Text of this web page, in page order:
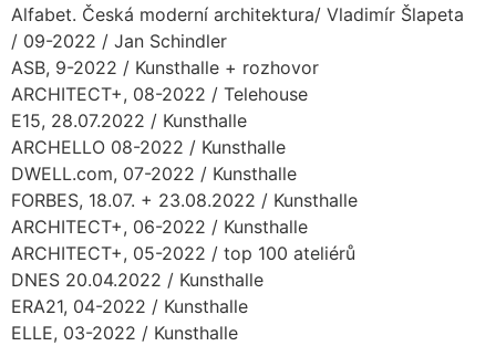
Alfabet. Česká moderní architektura/ Vladimír Šlapeta
/ 09-2022 / Jan Schindler
ASB, 9-2022 / Kunsthalle + rozhovor
ARCHITECT+, 08-2022 / Telehouse
E15, 28.07.2022 / Kunsthalle
ARCHELLO 08-2022 / Kunsthalle
DWELL.com, 07-2022 / Kunsthalle
FORBES, 18.07. + 23.08.2022 / Kunsthalle
ARCHITECT+, 06-2022 / Kunsthalle
ARCHITECT+, 05-2022 / top 100 ateliérů
DNES 20.04.2022 / Kunsthalle
ERA21, 04-2022 / Kunsthalle
ELLE, 03-2022 / Kunsthalle